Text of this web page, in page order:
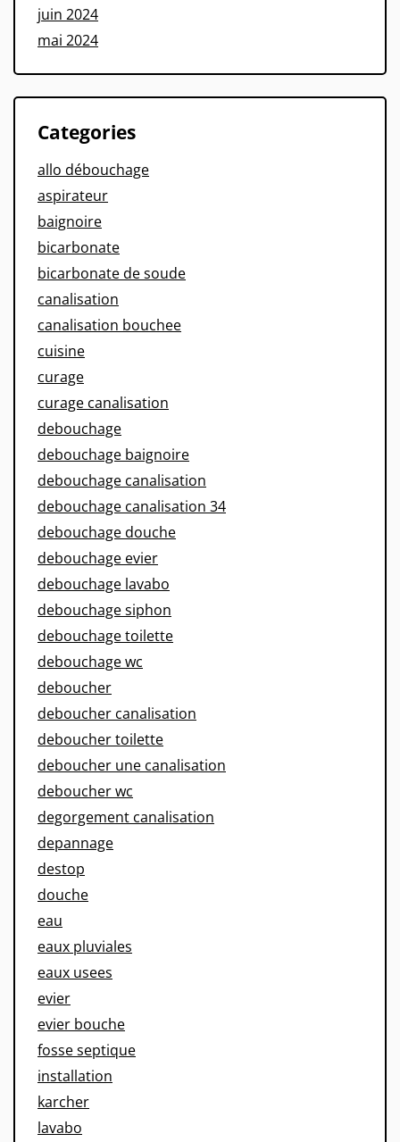
juin 2024
mai 2024
Categories
allo débouchage
aspirateur
baignoire
bicarbonate
bicarbonate de soude
canalisation
canalisation bouchee
cuisine
curage
curage canalisation
debouchage
debouchage baignoire
debouchage canalisation
debouchage canalisation 34
debouchage douche
debouchage evier
debouchage lavabo
debouchage siphon
debouchage toilette
debouchage wc
deboucher
deboucher canalisation
deboucher toilette
deboucher une canalisation
deboucher wc
degorgement canalisation
depannage
destop
douche
eau
eaux pluviales
eaux usees
evier
evier bouche
fosse septique
installation
karcher
lavabo